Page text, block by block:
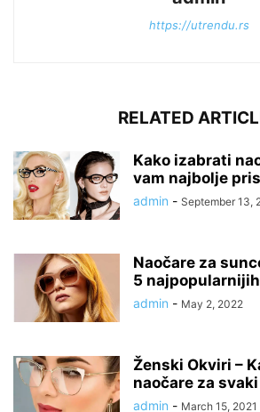
https://utrendu.rs
RELATED
Kako izabrati
vam najbolje
admin - September 13,
Naočare za
5
admin - May 2, 2022
Ženski Okviri –
naočare za
admin - March 15, 2021